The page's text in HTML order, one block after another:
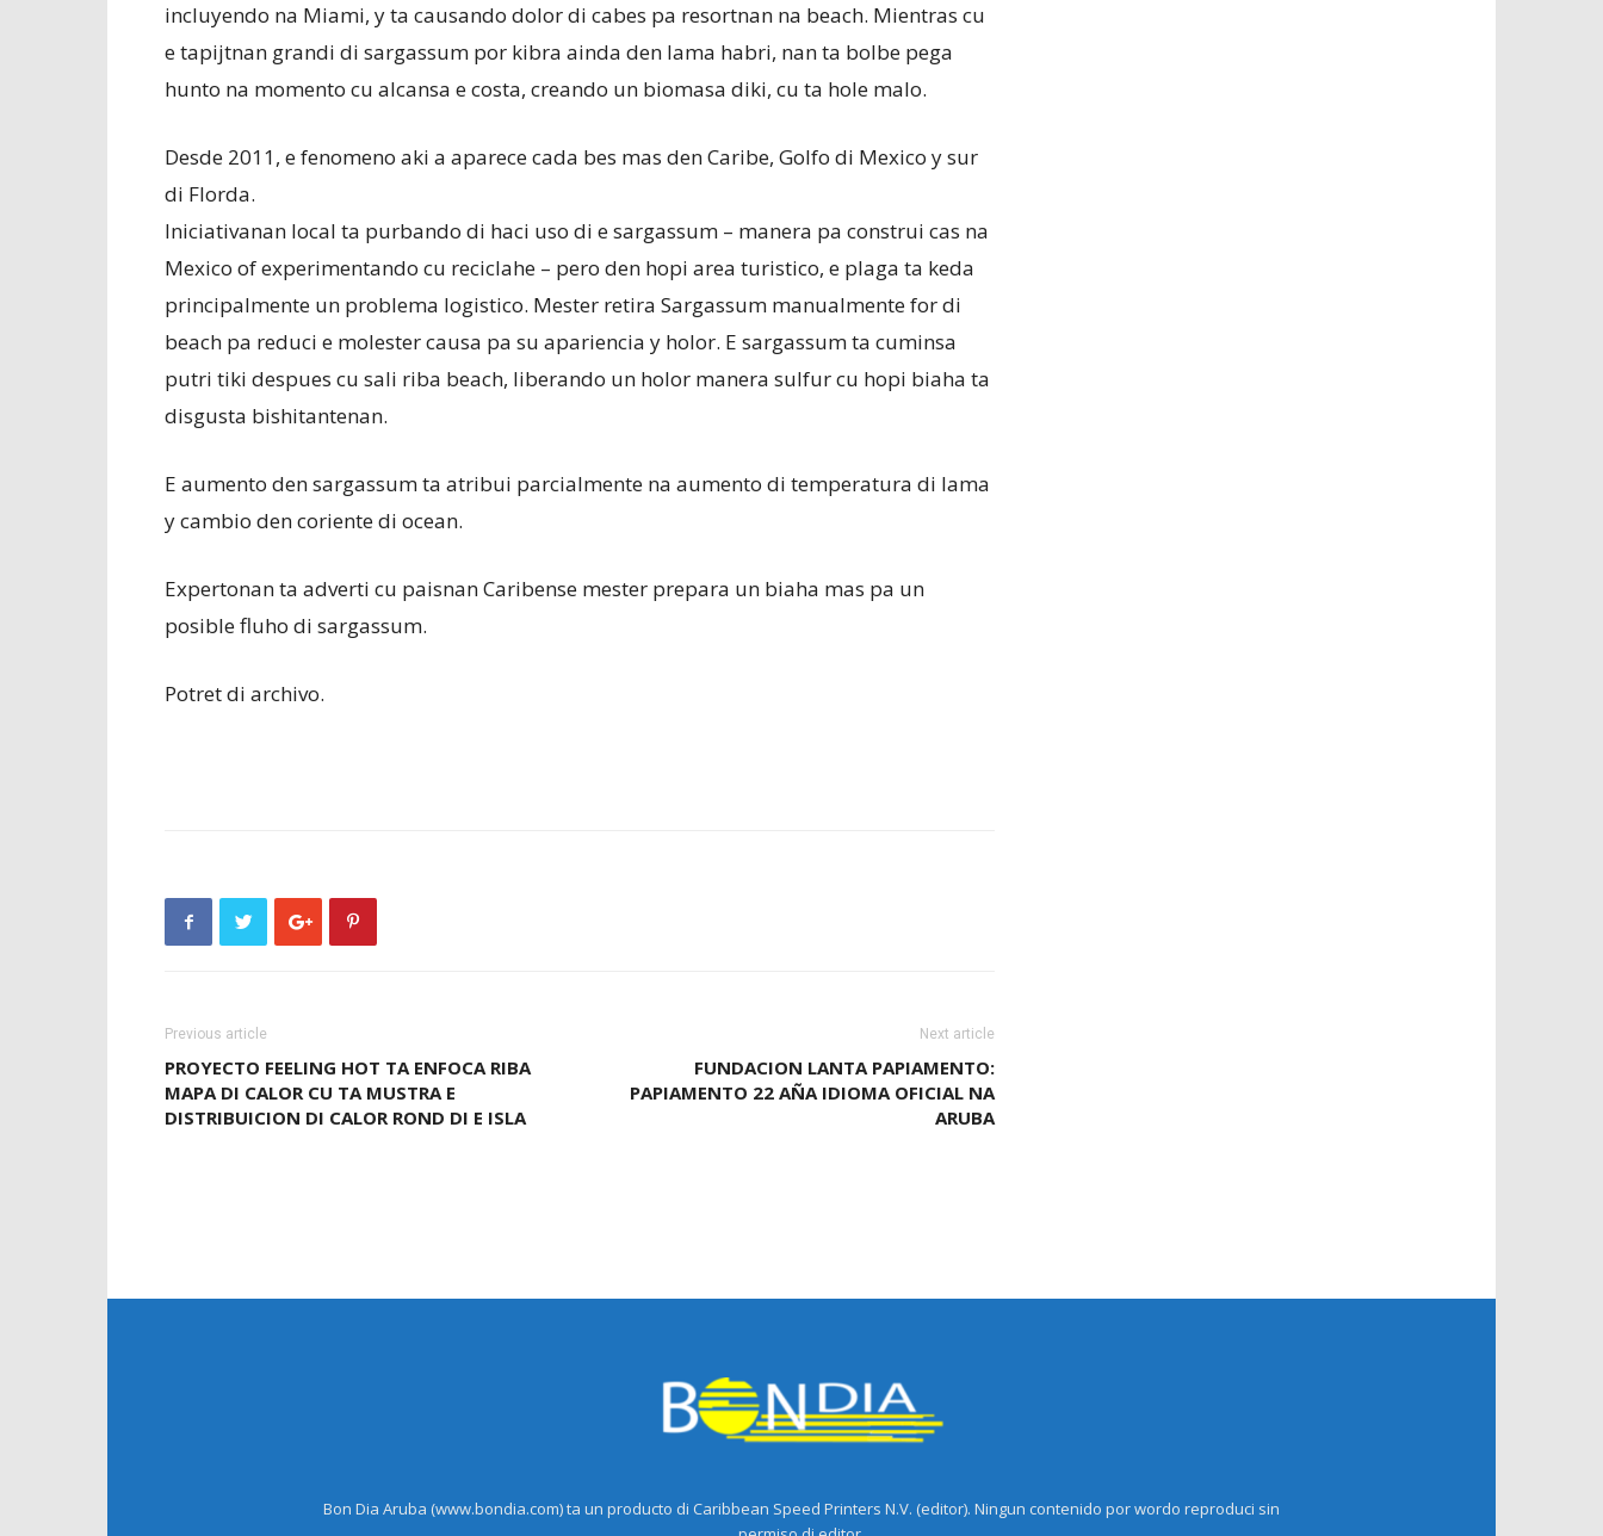
incluyendo na Miami, y ta causando dolor di cabes pa resortnan na beach. Mientras cu
e tapijtnan grandi di sargassum por kibra ainda den lama habri, nan ta bolbe pega
hunto na momento cu alcansa e costa, creando un biomasa diki, cu ta hole malo.
Desde 2011, e fenomeno aki a aparece cada bes mas den Caribe, Golfo di Mexico y sur
di Florda.
Iniciativanan local ta purbando di haci uso di e sargassum – manera pa construi cas na
Mexico of experimentando cu reciclahe – pero den hopi area turistico, e plaga ta keda
principalmente un problema logistico. Mester retira Sargassum manualmente for di
beach pa reduci e molester causa pa su apariencia y holor. E sargassum ta cuminsa
putri tiki despues cu sali riba beach, liberando un holor manera sulfur cu hopi biaha ta
disgusta bishitantenan.
E aumento den sargassum ta atribui parcialmente na aumento di temperatura di lama
y cambio den coriente di ocean.
Expertonan ta adverti cu paisnan Caribense mester prepara un biaha mas pa un
posible fluho di sargassum.
Potret di archivo.
Previous article
PROYECTO FEELING HOT TA ENFOCA RIBA
MAPA DI CALOR CU TA MUSTRA E
DISTRIBUICION DI CALOR ROND DI E ISLA
Next article
FUNDACION LANTA PAPIAMENTO:
PAPIAMENTO 22 AÑA IDIOMA OFICIAL NA
ARUBA
Bon Dia Aruba (www.bondia.com) ta un producto di Caribbean Speed Printers N.V. (editor). Ningun contenido por wordo reproduci sin